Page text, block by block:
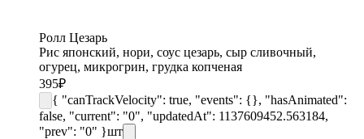
Ролл Цезарь
Рис японский, нори, соус цезарь, сыр сливочный,
огурец, микрогрин, грудка копченая
395₽
{ "canTrackVelocity": true, "events": {}, "hasAnimated":
false, "current": "0", "updatedAt": 1137609452.563184,
"prev": "0" }шт